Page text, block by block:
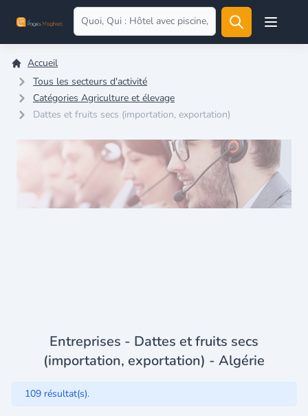
Open
Accueil
Tous les secteurs d'activité
Catégories Agriculture et élevage
Dattes et fruits secs (importation, exportation)
Entreprises - Dattes et fruits secs
(importation, exportation) - Algérie
109 résultat(s).